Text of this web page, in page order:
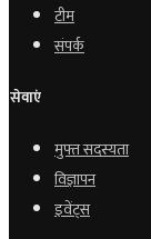
टीम
संपर्क
सेवाएं
मुफ्त सदस्यता
विज्ञापन
इवेंट्स